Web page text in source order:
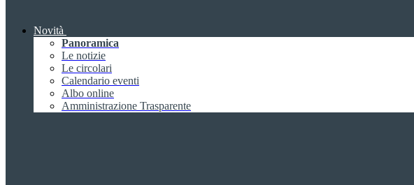
Novità
Panoramica
Le notizie
Le circolari
Calendario eventi
Albo online
Amministrazione Trasparente